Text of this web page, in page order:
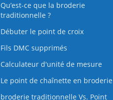
Qu’est-ce que la broderie
traditionnelle ?
Débuter le point de croix
Fils DMC supprimés
Calculateur d'unité de mesure
Le point de chaînette en broderie
broderie traditionnelle Vs. Point